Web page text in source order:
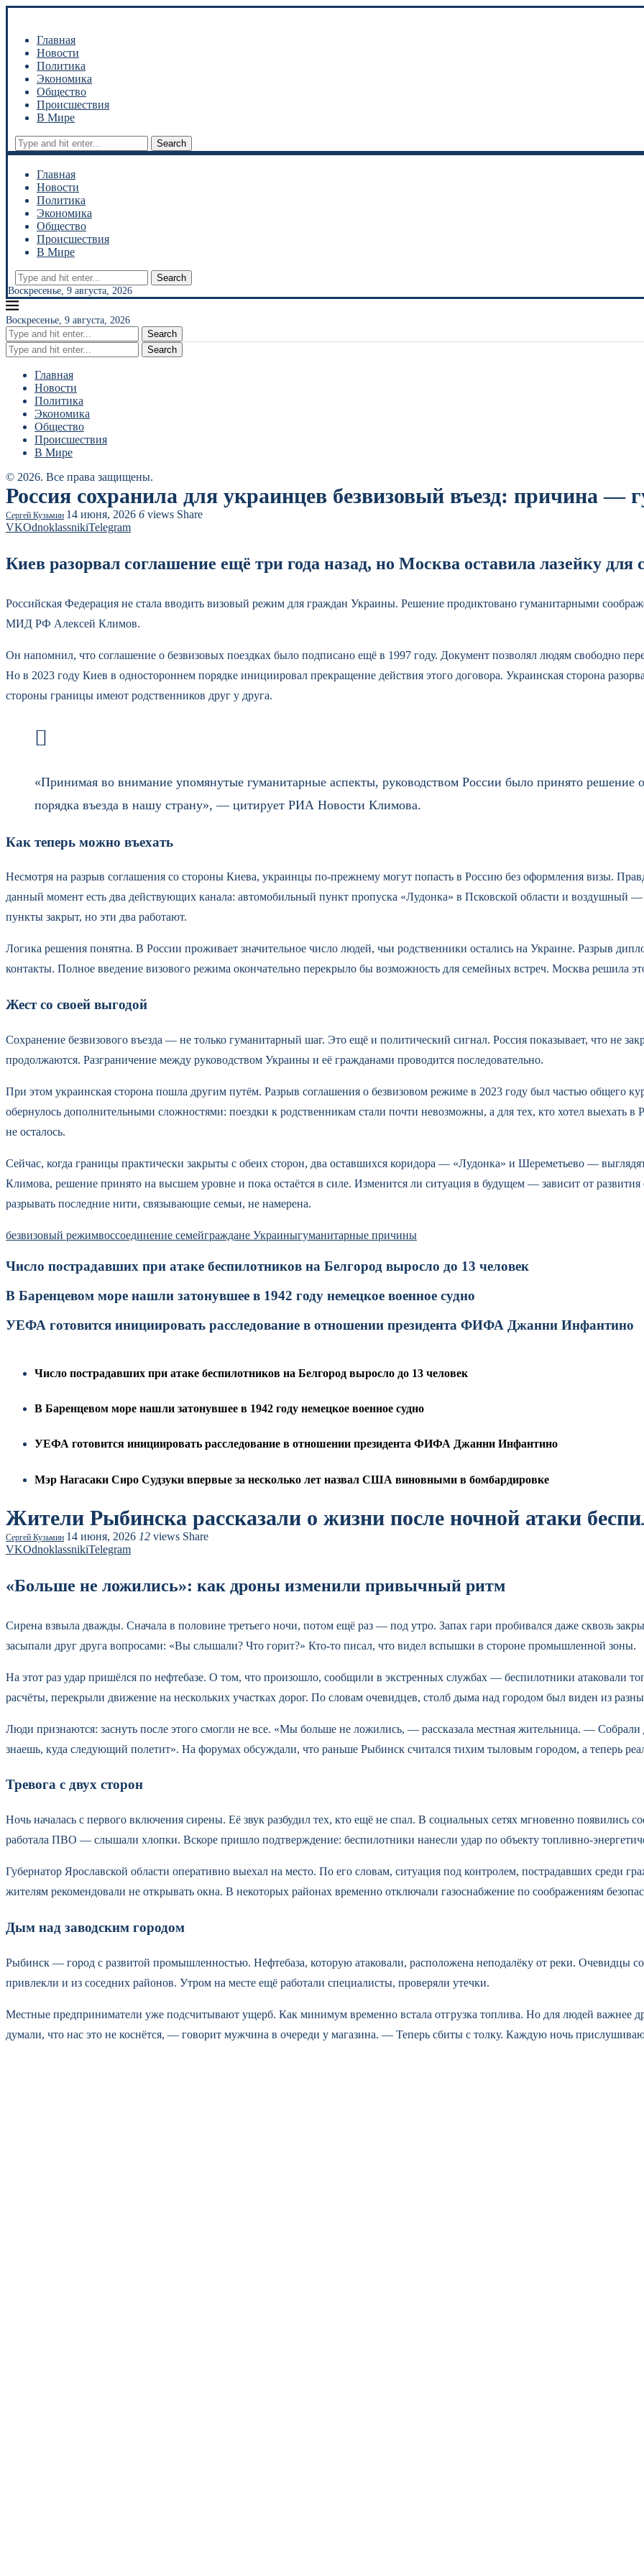
Главная
Новости
Политика
Экономика
Общество
Происшествия
В Мире
Search
Главная
Новости
Политика
Экономика
Общество
Происшествия
В Мире
Search
Воскресенье, 9 августа, 2026
Воскресенье, 9 августа, 2026
Search
Search
Главная
Новости
Политика
Экономика
Общество
Происшествия
В Мире
© 2026. Все права защищены.
Россия сохранила для украинцев безвизовый въезд: причина —
Сергей Кузьмин 14 июня, 2026 6 views Share
VKOdnoklassnikiTelegram
Киев разорвал соглашение ещё три года назад, но Москва оставила лазейку для
Российская Федерация не стала вводить визовый режим для граждан Украины. Решение продиктовано гуманитарными
МИД РФ Алексей Климов.
Он напомнил, что соглашение о безвизовых поездках было подписано ещё в 1997 году. Документ позволял людям свободно
Но в 2023 году Киев в одностороннем порядке инициировал прекращение действия этого договора. Украинская сторона
стороны границы имеют родственников друг у друга.
«Принимая во внимание упомянутые гуманитарные аспекты, руководством России было принято решение
порядка въезда в нашу страну», — цитирует РИА Новости Климова.
Как теперь можно въехать
Несмотря на разрыв соглашения со стороны Киева, украинцы по-прежнему могут попасть в Россию без оформления визы.
данный момент есть два действующих канала: автомобильный пункт пропуска «Лудонка» в Псковской области и воздушный —
пункты закрыт, но эти два работают.
Логика решения понятна. В России проживает значительное число людей, чьи родственники остались на Украине. Разрыв
контакты. Полное введение визового режима окончательно перекрыло бы возможность для семейных встреч. Москва решила
Жест со своей выгодой
Сохранение безвизового въезда — не только гуманитарный шаг. Это ещё и политический сигнал. Россия показывает, что не
продолжаются. Разграничение между руководством Украины и её гражданами проводится последовательно.
При этом украинская сторона пошла другим путём. Разрыв соглашения о безвизовом режиме в 2023 году был частью общего
обернулось дополнительными сложностями: поездки к родственникам стали почти невозможны, а для тех, кто хотел выехать
не осталось.
Сейчас, когда границы практически закрыты с обеих сторон, два оставшихся коридора — «Лудонка» и Шереметьево —
Климова, решение принято на высшем уровне и пока остаётся в силе. Изменится ли ситуация в будущем — зависит от
разрывать последние нити, связывающие семьи, не намерена.
безвизовый режимвоссоединение семейграждане Украиныгуманитарные причины
Число пострадавших при атаке беспилотников на Белгород выросло до 13 человек
В Баренцевом море нашли затонувшее в 1942 году немецкое военное судно
УЕФА готовится инициировать расследование в отношении президента ФИФА Джанни Инфантино
Число пострадавших при атаке беспилотников на Белгород выросло до 13 человек
В Баренцевом море нашли затонувшее в 1942 году немецкое военное судно
УЕФА готовится инициировать расследование в отношении президента ФИФА Джанни Инфантино
Мэр Нагасаки Сиро Судзуки впервые за несколько лет назвал США виновными в бомбардировке
Жители Рыбинска рассказали о жизни после ночной атаки
Сергей Кузьмин 14 июня, 2026 12 views Share
VKOdnoklassnikiTelegram
«Больше не ложились»: как дроны изменили привычный ритм
Сирена взвыла дважды. Сначала в половине третьего ночи, потом ещё раз — под утро. Запах гари пробивался даже сквозь
засыпали друг друга вопросами: «Вы слышали? Что горит?» Кто-то писал, что видел вспышки в стороне промышленной зоны.
На этот раз удар пришёлся по нефтебазе. О том, что произошло, сообщили в экстренных службах — беспилотники атаковали
расчёты, перекрыли движение на нескольких участках дорог. По словам очевидцев, столб дыма над городом был виден из
Люди признаются: заснуть после этого смогли не все. «Мы больше не ложились, — рассказала местная жительница. —
знаешь, куда следующий полетит». На форумах обсуждали, что раньше Рыбинск считался тихим тыловым городом, а теперь
Тревога с двух сторон
Ночь началась с первого включения сирены. Её звук разбудил тех, кто ещё не спал. В социальных сетях мгновенно появились
работала ПВО — слышали хлопки. Вскоре пришло подтверждение: беспилотники нанесли удар по объекту топливно-
Губернатор Ярославской области оперативно выехал на место. По его словам, ситуация под контролем, пострадавших среди
жителям рекомендовали не открывать окна. В некоторых районах временно отключали газоснабжение по соображениям
Дым над заводским городом
Рыбинск — город с развитой промышленностью. Нефтебаза, которую атаковали, расположена неподалёку от реки. Очевидцы
привлекли и из соседних районов. Утром на месте ещё работали специалисты, проверяли утечки.
Местные предприниматели уже подсчитывают ущерб. Как минимум временно встала отгрузка топлива. Но для людей
думали, что нас это не коснётся, — говорит мужчина в очереди у магазина. — Теперь сбиты с толку. Каждую ночь